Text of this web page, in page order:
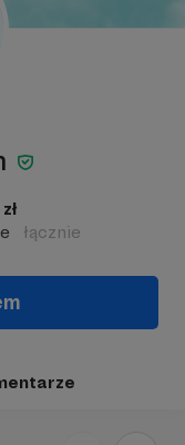
łącznie